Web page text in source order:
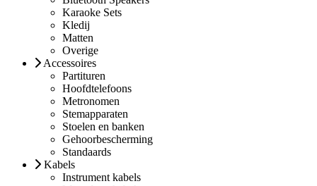
Karaoke Sets
Kledij
Matten
Overige
Accessoires
Partituren
Hoofdtelefoons
Metronomen
Stemapparaten
Stoelen en banken
Gehoorbescherming
Standaards
Kabels
Instrument kabels